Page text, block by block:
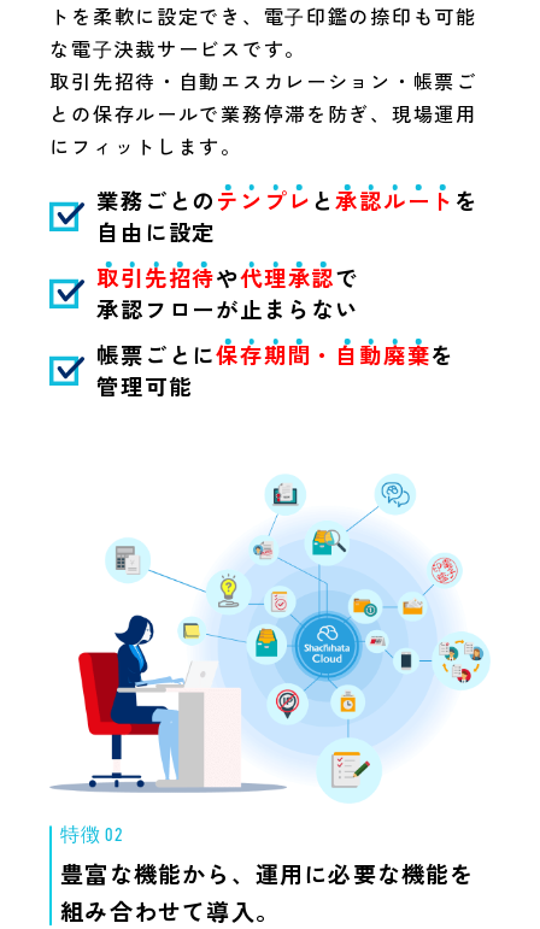
トを柔軟に設定でき、電⼦印鑑の捺印も可能
な電⼦決裁サービスです。
取引先招待・自動エスカレーション・帳票ご
との保存ルールで業務停滞を防ぎ、現場運用
にフィットします。
業務ごとのテン プレと承認ルー ト を
自由に設定
取引先招待や代理承認で
承認フローが止まらない
帳票ごとに保存期間 ・ 自動廃棄を
管理可能
特徴 02
豊富な機能から、 運用に必要な機能を
組み合わせて導入。